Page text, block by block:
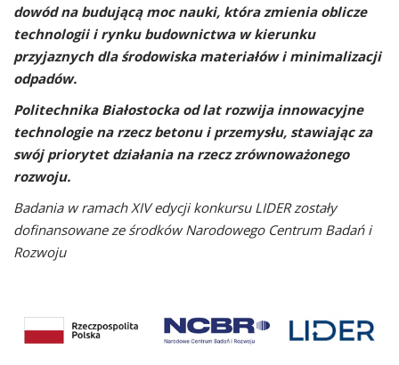
dowód na budującą moc nauki, która zmienia oblicze
technologii i rynku budownictwa w kierunku
przyjaznych dla środowiska materiałów i minimalizacji
odpadów.
Politechnika Białostocka od lat rozwija innowacyjne
technologie na rzecz betonu i przemysłu, stawiając za
swój priorytet działania na rzecz zrównoważonego
rozwoju.
Badania w ramach XIV edycji konkursu LIDER zostały
dofinansowane ze środków Narodowego Centrum Badań i
Rozwoju